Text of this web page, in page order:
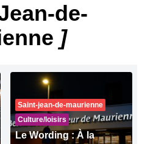
de-
]
Saint-jean-de-maurienne
Culture/loisirs
Le Wording : À la